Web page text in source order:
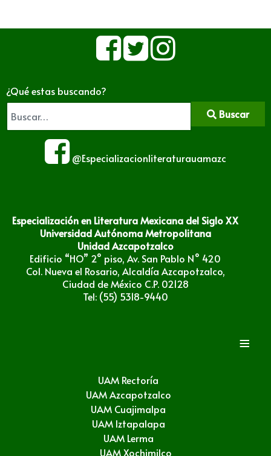
¿Qué estas buscando?
Buscar
@Especializacionliteraturauamazc
Especialización en Literatura Mexicana del Siglo XX
Universidad Autónoma Metropolitana
Unidad Azcapotzalco
Edificio “HO” 2° piso, Av. San Pablo N° 420
Col. Nueva el Rosario, Alcaldía Azcapotzalco,
Ciudad de México C.P. 02128
Tel: (55) 5318-9440
≡
UAM Rectoría
UAM Azcapotzalco
UAM Cuajimalpa
UAM Iztapalapa
UAM Lerma
UAM Xochimilco